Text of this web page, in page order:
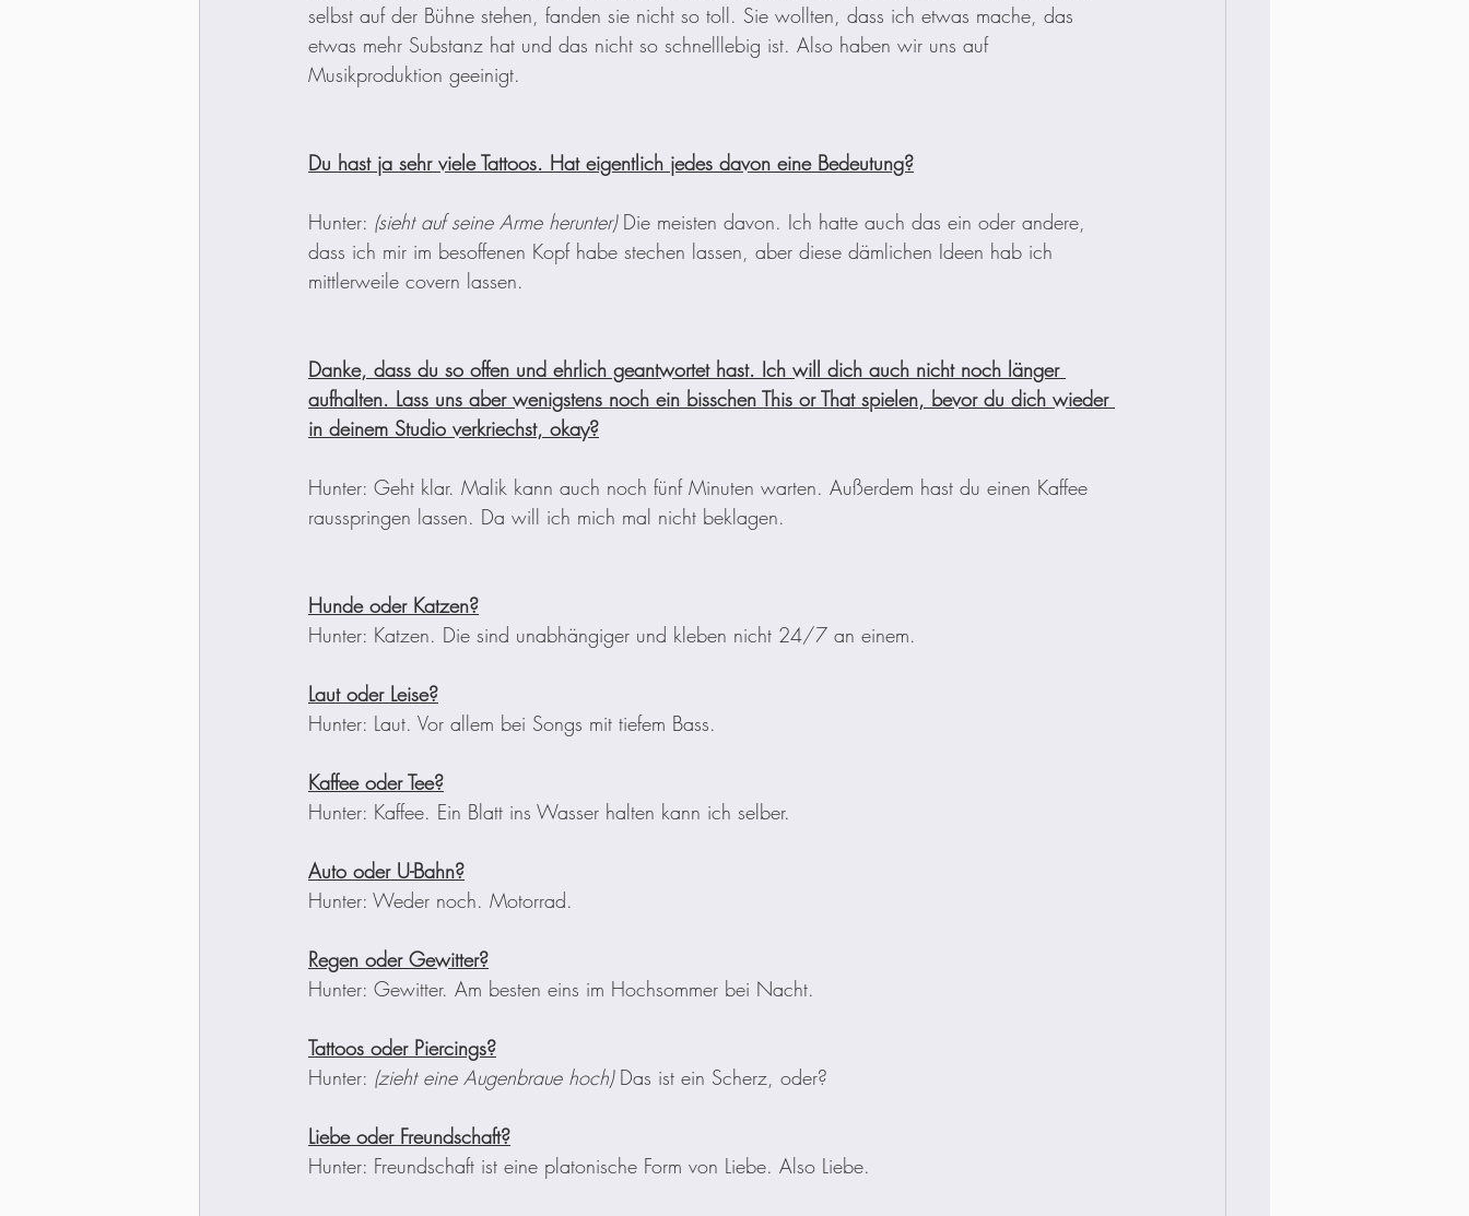
selbst auf der Bühne stehen, fanden sie nicht so toll. Sie wollten, dass ich etwas mache, das
etwas mehr Substanz hat und das nicht so schnelllebig ist. Also haben wir uns auf
Musikproduktion geeinigt.
Du hast ja sehr viele Tattoos. Hat eigentlich jedes davon eine Bedeutung?
Hunter: (sieht auf seine Arme herunter) Die meisten davon. Ich hatte auch das ein oder andere,
dass ich mir im besoffenen Kopf habe stechen lassen, aber diese dämlichen Ideen hab ich
mittlerweile covern lassen.
Danke, dass du so offen und ehrlich geantwortet hast. Ich will dich auch nicht noch länger
aufhalten. Lass uns aber wenigstens noch ein bisschen This or That spielen, bevor du dich wieder
in deinem Studio verkriechst, okay?
Hunter: Geht klar. Malik kann auch noch fünf Minuten warten. Außerdem hast du einen Kaffee
rausspringen lassen. Da will ich mich mal nicht beklagen.
Hunde oder Katzen?
Hunter: Katzen. Die sind unabhängiger und kleben nicht 24/7 an einem.
Laut oder Leise?
Hunter: Laut. Vor allem bei Songs mit tiefem Bass.
Kaffee oder Tee?
Hunter: Kaffee. Ein Blatt ins Wasser halten kann ich selber.
Auto oder U-Bahn?
Hunter: Weder noch. Motorrad.
Regen oder Gewitter?
Hunter: Gewitter. Am besten eins im Hochsommer bei Nacht.
Tattoos oder Piercings?
Hunter: (zieht eine Augenbraue hoch) Das ist ein Scherz, oder?
Liebe oder Freundschaft?
Hunter: Freundschaft ist eine platonische Form von Liebe. Also Liebe.